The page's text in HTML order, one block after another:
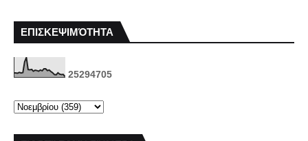
ΕΠΙΣΚΕΨΙΜΌΤΗΤΑ
25294705